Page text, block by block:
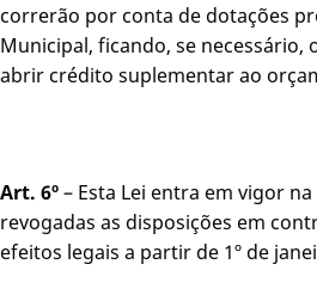
correrão por conta de dotações
Municipal, ficando, se necessário,
abrir crédito suplementar ao
Art. 6º– Esta Lei entra em vigor
revogadas as disposições em
efeitos legais a partir de 1º de